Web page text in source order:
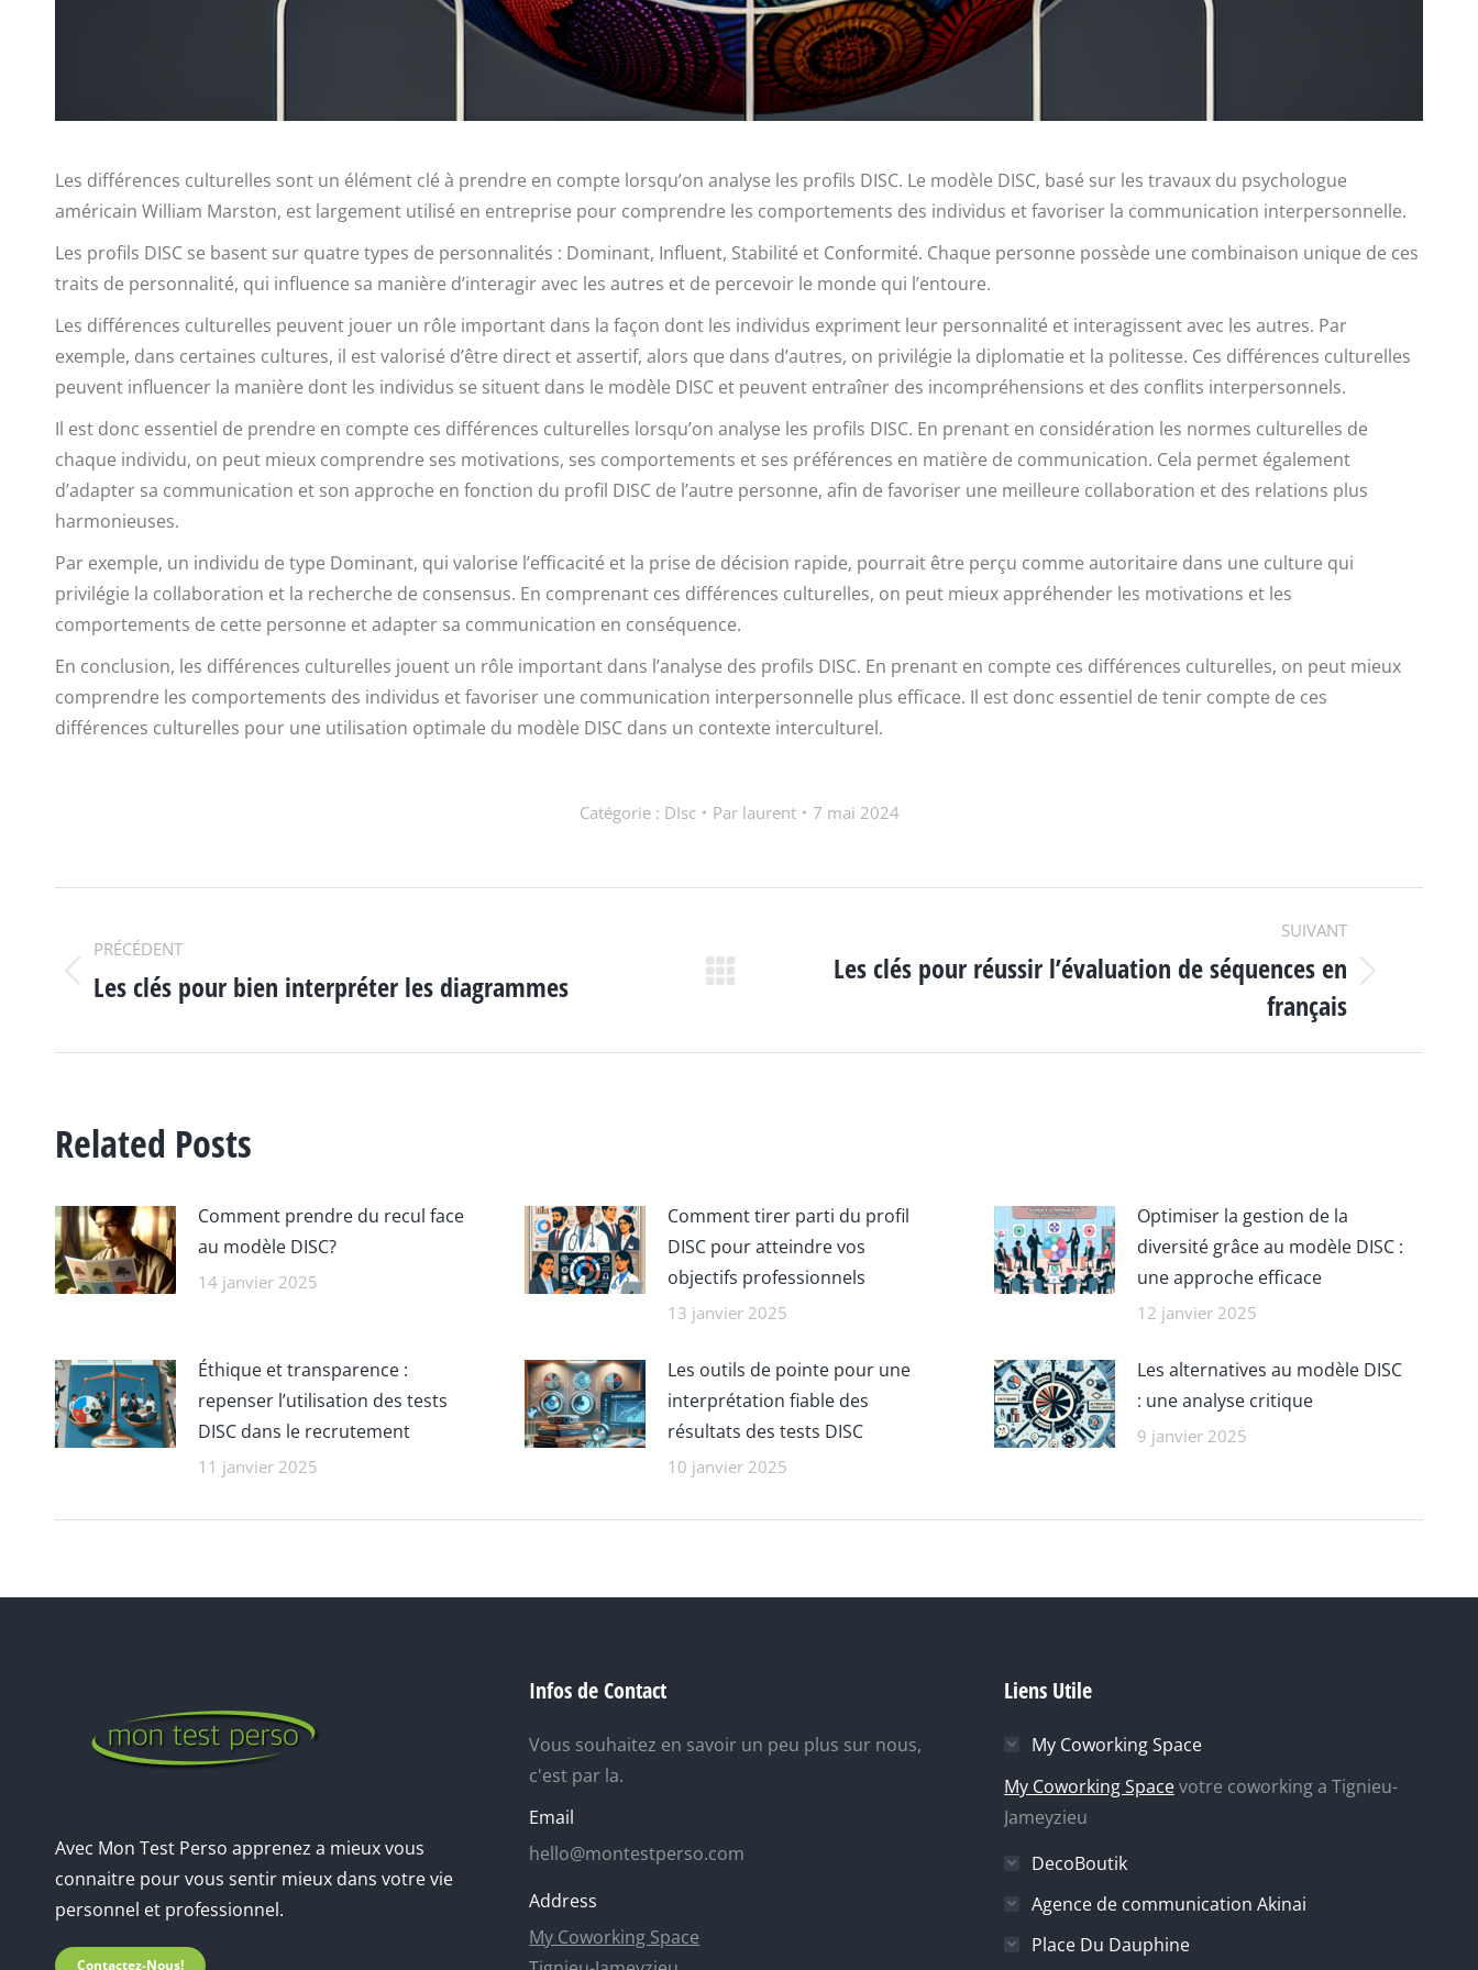
Les différences culturelles sont un élément clé à prendre en compte lorsqu’on analyse les profils DISC. Le modèle DISC, basé sur les travaux du psychologue
américain William Marston, est largement utilisé en entreprise pour comprendre les comportements des individus et favoriser la communication interpersonnelle.
Les profils DISC se basent sur quatre types de personnalités : Dominant, Influent, Stabilité et Conformité. Chaque personne possède une combinaison unique de ces
traits de personnalité, qui influence sa manière d’interagir avec les autres et de percevoir le monde qui l’entoure.
Les différences culturelles peuvent jouer un rôle important dans la façon dont les individus expriment leur personnalité et interagissent avec les autres. Par
exemple, dans certaines cultures, il est valorisé d’être direct et assertif, alors que dans d’autres, on privilégie la diplomatie et la politesse. Ces différences culturelles
peuvent influencer la manière dont les individus se situent dans le modèle DISC et peuvent entraîner des incompréhensions et des conflits interpersonnels.
Il est donc essentiel de prendre en compte ces différences culturelles lorsqu’on analyse les profils DISC. En prenant en considération les normes culturelles de
chaque individu, on peut mieux comprendre ses motivations, ses comportements et ses préférences en matière de communication. Cela permet également
d’adapter sa communication et son approche en fonction du profil DISC de l’autre personne, afin de favoriser une meilleure collaboration et des relations plus
harmonieuses.
Par exemple, un individu de type Dominant, qui valorise l’efficacité et la prise de décision rapide, pourrait être perçu comme autoritaire dans une culture qui
privilégie la collaboration et la recherche de consensus. En comprenant ces différences culturelles, on peut mieux appréhender les motivations et les
comportements de cette personne et adapter sa communication en conséquence.
En conclusion, les différences culturelles jouent un rôle important dans l’analyse des profils DISC. En prenant en compte ces différences culturelles, on peut mieux
comprendre les comportements des individus et favoriser une communication interpersonnelle plus efficace. Il est donc essentiel de tenir compte de ces
différences culturelles pour une utilisation optimale du modèle DISC dans un contexte interculturel.
Catégorie : DIsc Par laurent 7 mai 2024
NAVIGATION
ARTICLE
PRÉCÉDENT
Article
:
Les clés pour bien interpréter les diagrammes
SUIVANT
:
Les clés pour réussir l’évaluation de séquences en
français
Related Posts
Comment prendre du recul face
au modèle DISC?
14 janvier 2025
Comment tirer parti du profil
DISC pour atteindre vos
objectifs professionnels
13 janvier 2025
Optimiser la gestion de la
diversité grâce au modèle DISC :
une approche efficace
12 janvier 2025
Éthique et transparence :
repenser l’utilisation des tests
DISC dans le recrutement
11 janvier 2025
Les outils de pointe pour une
interprétation fiable des
résultats des tests DISC
10 janvier 2025
Les alternatives au modèle DISC
: une analyse critique
9 janvier 2025
Avec Mon Test Perso apprenez a mieux vous
connaitre pour vous sentir mieux dans votre vie
personnel et professionnel.
Contactez-Nous!
Infos de Contact
Vous souhaitez en savoir un peu plus sur nous,
c'est par la.
Email
hello@montestperso.com
Address
My Coworking Space
Liens Utile
My Coworking Space
My Coworking Spacevotre coworking a Tignieu-
Jameyzieu
DecoBoutik
Agence de communication Akinai
Place Du Dauphine